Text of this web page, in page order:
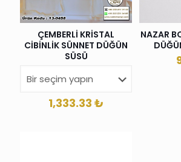
ÇEMBERLİ KRİSTAL
CİBİNLİK SÜNNET DÜĞÜN
SÜSÜ
1,333.33 ₺
NAZAR